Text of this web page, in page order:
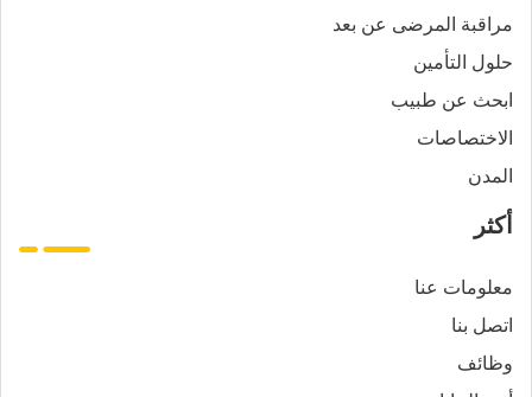
مراقبة المرضى عن بعد
حلول التأمين
ابحث عن طبيب
الاختصاصات
المدن
أكثر
معلومات عنا
اتصل بنا
وظائف